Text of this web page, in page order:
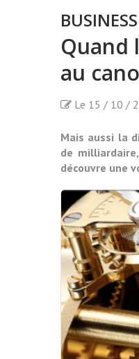
Quand
au
Le 15 / 10 /
Mais aussi la
de
découvre une